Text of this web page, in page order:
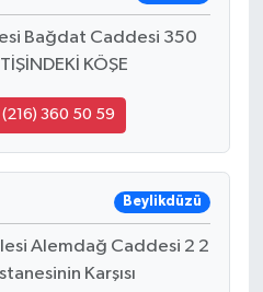
Bağdat Caddesi 350
KÖŞE
360 50 59
Beylikdüzü
Alemdağ Caddesi 2 2
Karşısı